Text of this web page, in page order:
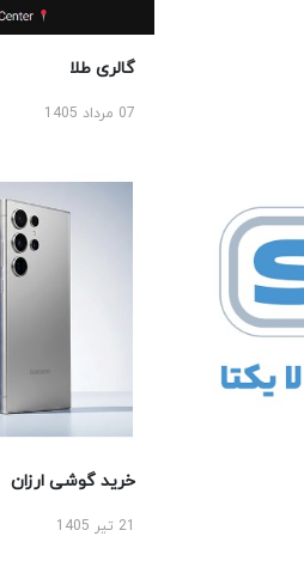
گالری طلا
07 مرداد 1405
خرید گوشی ارزان